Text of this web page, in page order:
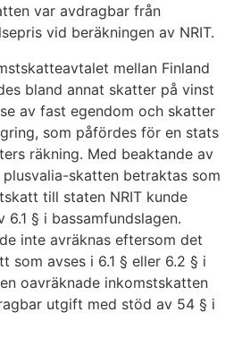
var avdragbar från
vid beräkningen av NRIT.
mellan Finland
bland annat skatter på vinst
av fast egendom och skatter
som påfördes för en stats
räkning. Med beaktande av
skatten betraktas som
till staten NRIT kunde
§ i bassamfundslagen.
inte avräknas eftersom det
som avses i 6.1 § eller 6.2 § i
oavräknade inkomstskatten
utgift med stöd av 54 § i